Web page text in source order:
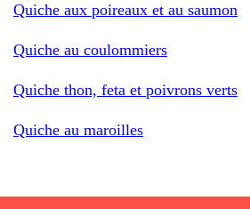
Quiche aux poireaux et au saumon
Quiche au coulommiers
Quiche thon, feta et poivrons verts
Quiche au maroilles